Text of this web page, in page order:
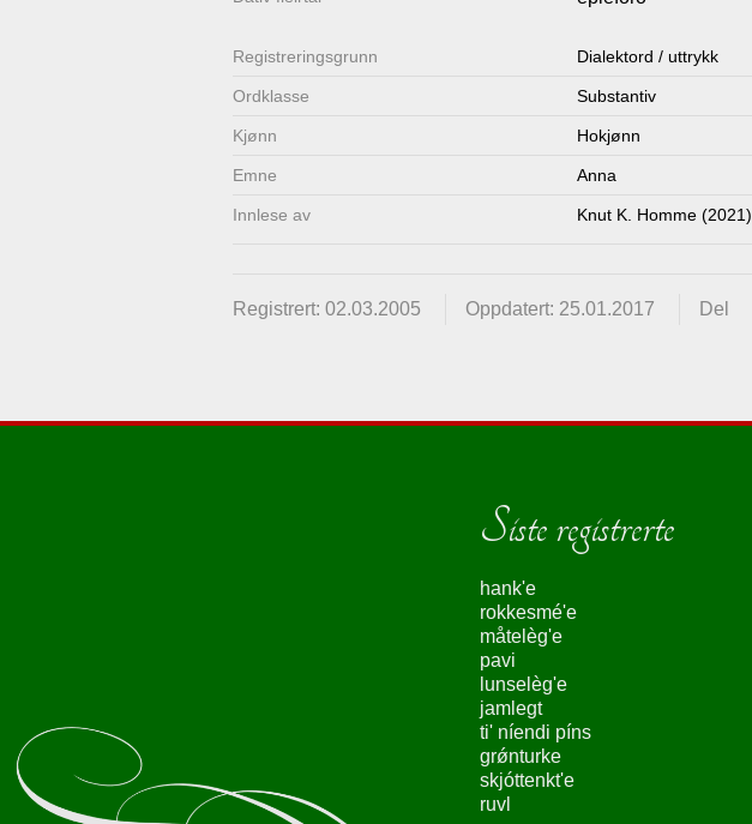
Registrerings­grunn Dialektord / uttrykk
Ordklasse Substantiv
Kjønn Hokjønn
Emne Anna
Innlese av Knut K. Homme (2021)
Registrert: 02.03.2005 Oppdatert: 25.01.2017 Del
Siste registrerte
hank'e
rokkesmé'e
måtelèg'e
pavi
lunselèg'e
jamlegt
ti' níendi píns
grǿnturke
skjóttenkt'e
ruvl